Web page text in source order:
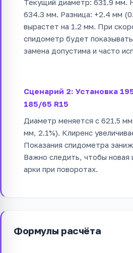
634.3 мм. Разница: +2.4 мм
вырастет на 1.2 мм. При
спидометр будет
замена допустима и часто
Сценарий 2: Установка
185/65 R15
Диаметр меняется с 621.5
мм, 2.1%). Клиренс
Показания спидометра
Важно следить, чтобы новая
арки при поворотах.
Формулы расчёта